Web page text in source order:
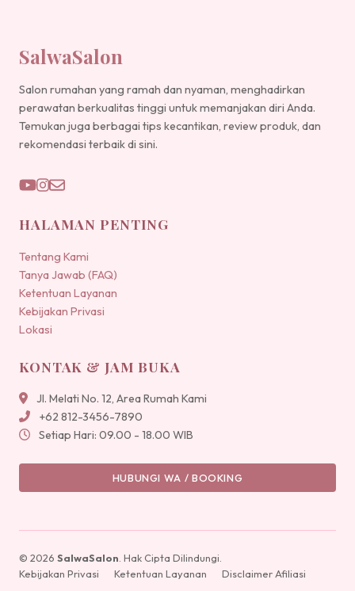
SalwaSalon
Salon rumahan yang ramah dan nyaman, menghadirkan
perawatan berkualitas tinggi untuk memanjakan diri Anda.
Temukan juga berbagai tips kecantikan, review produk, dan
rekomendasi terbaik di sini.
HALAMAN PENTING
Tentang Kami
Tanya Jawab (FAQ)
Ketentuan Layanan
Kebijakan Privasi
Lokasi
KONTAK & JAM BUKA
Jl. Melati No. 12, Area Rumah Kami
+62 812-3456-7890
Setiap Hari: 09.00 - 18.00 WIB
HUBUNGI WA / BOOKING
© 2026 SalwaSalon . Hak Cipta Dilindungi.
Kebijakan Privasi
Ketentuan Layanan Disclaimer Afiliasi